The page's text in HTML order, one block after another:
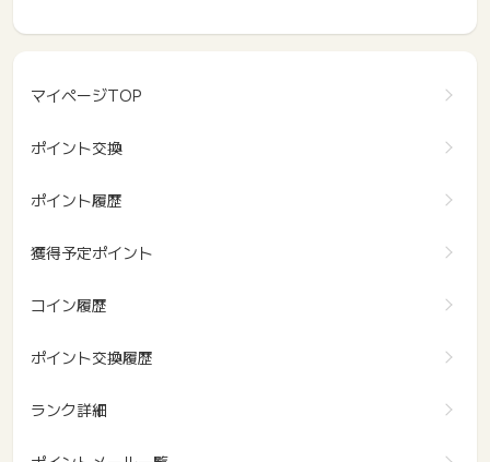
マイページTOP
ポイント交換
ポイント履歴
獲得予定ポイント
コイン履歴
ポイント交換履歴
ランク詳細